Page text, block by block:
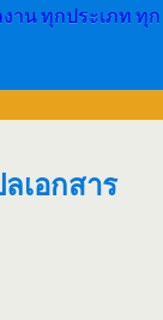
าน ทุกประเภท ทุก
เอกสาร